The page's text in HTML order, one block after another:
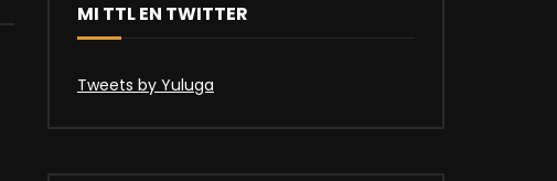
MI TTL EN TWITTER
Tweets by Yuluga